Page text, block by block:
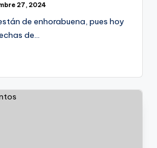
27, 2024
de enhorabuena, pues hoy
de…